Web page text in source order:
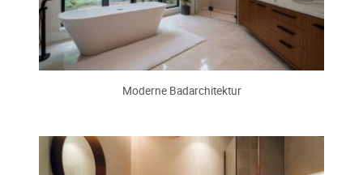
Moderne Badarchitektur